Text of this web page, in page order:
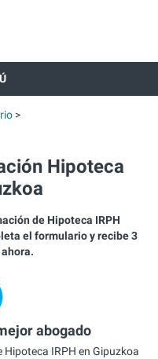
Hipoteca
de Hipoteca IRPH
el formulario y recibe 3
abogado
IRPH en Gipuzkoa